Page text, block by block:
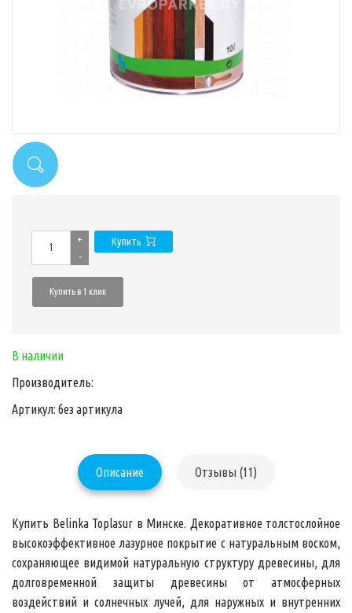
+
-
Купить
Купить в 1 клик
В наличии
Производитель:
Артикул: без артикула
Описание Отзывы (11)
Купить Belinka Toplasur в Минске. Декоративное толстослойное
высокоэффективное лазурное покрытие с натуральным воском,
сохраняющее видимой натуральную структуру древесины, для
долговременной защиты древесины от атмосферных
воздействий и солнечных лучей, для наружных и внутренних